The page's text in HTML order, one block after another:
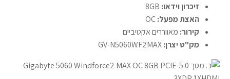
זיכרון וידאו:
האצת מפעל:
קירור: מאווררים אקטיביים
מק"ט יצרן: